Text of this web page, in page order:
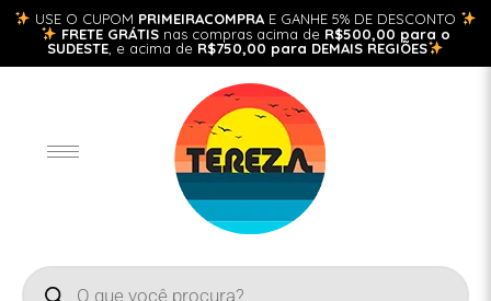
USE O CUPOM PRIMEIRACOMPRA E GANHE 5% DE DESCONTO
FRETE GRÁTISnas compras acima de R$500,00 para o
SUDESTE , e acima de R$750,00 para DEMAIS REGIÕES